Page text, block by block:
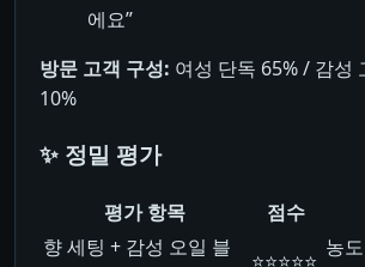
에요”
방문 고객 구성: 여성 단독 65% / 감성
10%
✨ 정밀 평가
평가 항목 점수
향 세팅 + 감성 오일 블
⭐⭐⭐⭐⭐
농